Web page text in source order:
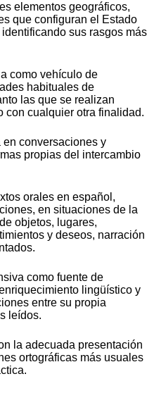
elementos geográficos,
que configuran el Estado
sus rasgos más
como vehículo de
habituales de
las que se realizan
con cualquier otra finalidad.
conversaciones y
propias del intercambio
orales en español,
en situaciones de la
objetos, lugares,
y deseos, narración
como fuente de
lingüístico y
entre su propia
leídos.
la adecuada presentación
ortográficas más usuales